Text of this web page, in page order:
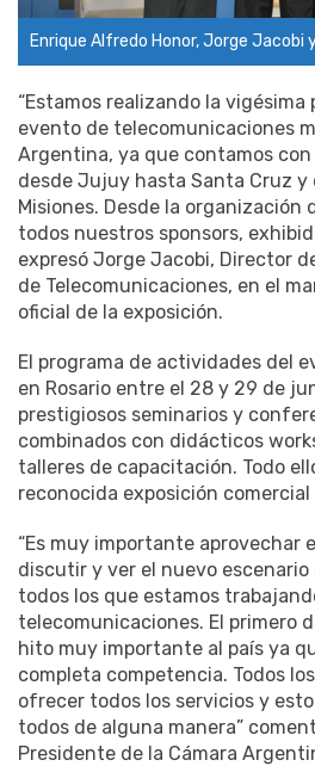
Enrique Alfredo Honor, Jorge Jacobi
“Estamos realizando la
evento de telecomunicaciones
Argentina, ya que contamos
desde Jujuy hasta Santa Cruz y
Misiones. Desde la organización
todos nuestros sponsors,
expresó Jorge Jacobi, Director
de Telecomunicaciones, en el
oficial de la exposición.
El programa de actividades del
en Rosario entre el 28 y 29 de
prestigiosos seminarios y
combinados con didácticos
talleres de capacitación. Todo
reconocida exposición
“Es muy importante aprovechar
discutir y ver el nuevo escenario
todos los que estamos
telecomunicaciones. El primero
hito muy importante al país ya
completa competencia. Todos
ofrecer todos los servicios y
todos de alguna manera”
Presidente de la Cámara